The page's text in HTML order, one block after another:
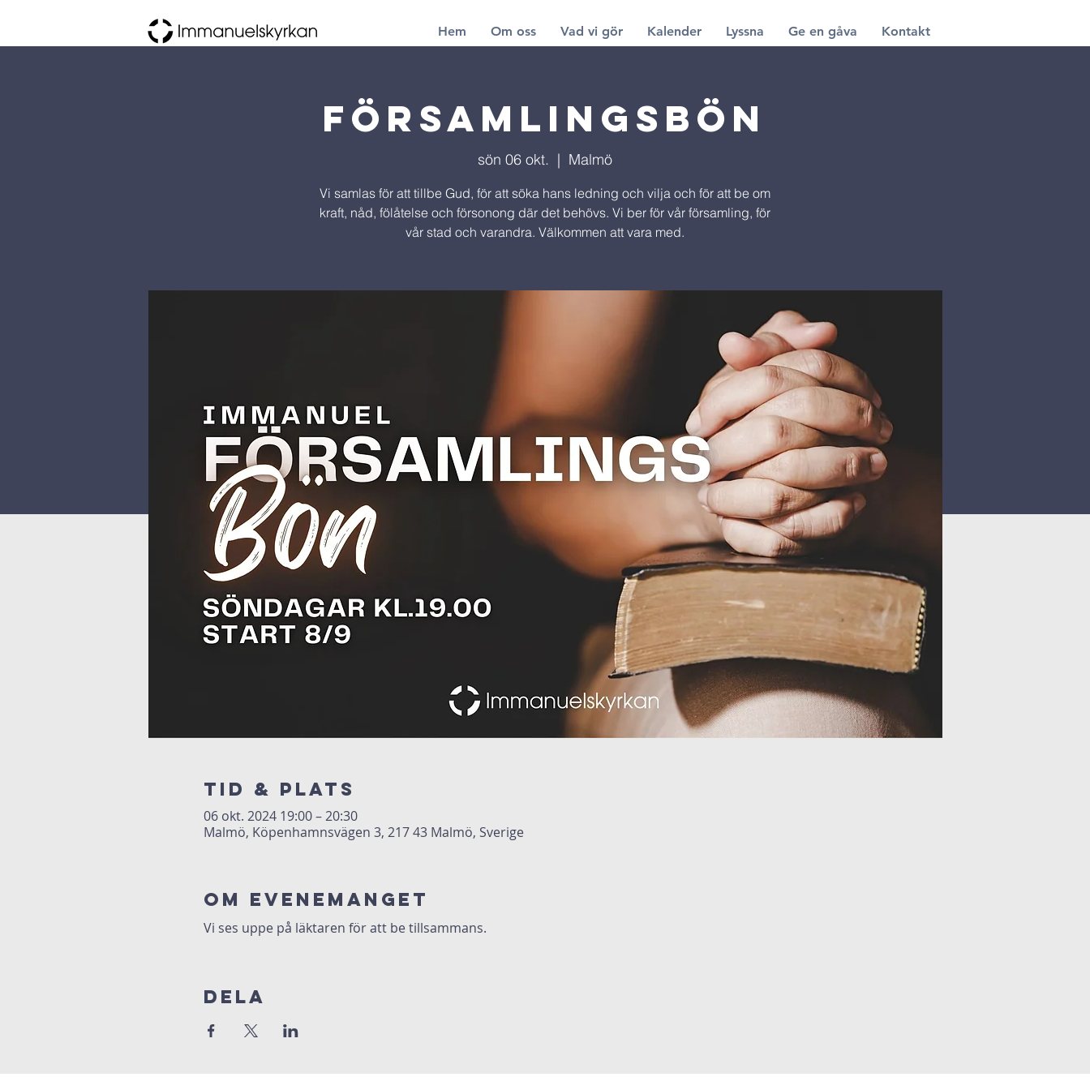
Hem Om oss Vad vi gör Kalender Lyssna Ge en gåva Kontakt
Församlingsbön
sön 06 okt.
  |
Malmö
Vi samlas för att tillbe Gud, för att söka hans ledning och vilja och för att be om
kraft, nåd, fölåtelse och försonong där det behövs. Vi ber för vår församling, för
vår stad och varandra. Välkommen att vara med.
Tid & Plats
06 okt. 2024 19:00 – 20:30
Malmö, Köpenhamnsvägen 3, 217 43 Malmö, Sverige
Om evenemanget
Vi ses uppe på läktaren för att be tillsammans.
Dela